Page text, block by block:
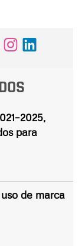
para
de marca